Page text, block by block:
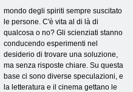
mondo degli spiriti sempre suscitato
le persone. C'è vita al di là di
qualcosa o no? Gli scienziati stanno
conducendo esperimenti nel
desiderio di trovare una soluzione,
ma senza risposte chiare. Su questa
base ci sono diverse speculazioni, e
la letteratura e il cinema gettano le